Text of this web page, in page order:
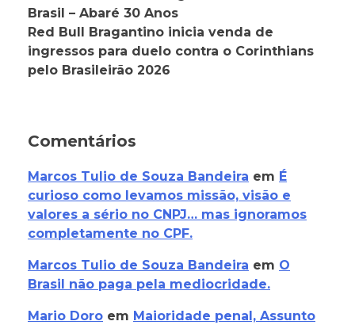
Brasil – Abaré 30 Anos
Red Bull Bragantino inicia venda de
ingressos para duelo contra o Corinthians
pelo Brasileirão 2026
Comentários
Marcos Tulio de Souza Bandeira em É
curioso como levamos missão, visão e
valores a sério no CNPJ… mas ignoramos
completamente no CPF.
Marcos Tulio de Souza Bandeira em O
Brasil não paga pela mediocridade.
Mario Doro em Maioridade penal, Assunto